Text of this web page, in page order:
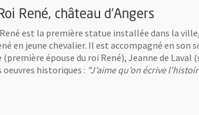
René, château d'Angers
est la première statue installée dans la
en jeune chevalier. Il est accompagné en son
épouse du roi René), Jeanne de
oeuvres historiques : "J’aime qu’on écrive